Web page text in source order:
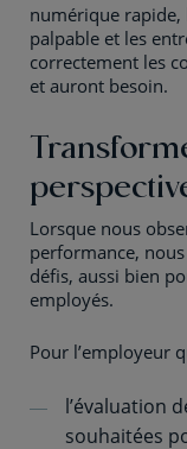
numérique rapide,
palpable et les
correctement les
et auront besoin.
Lorsque nous
performance,
défis, aussi bien
employés.
Pour l’employeur
l’évaluation
souhaitées